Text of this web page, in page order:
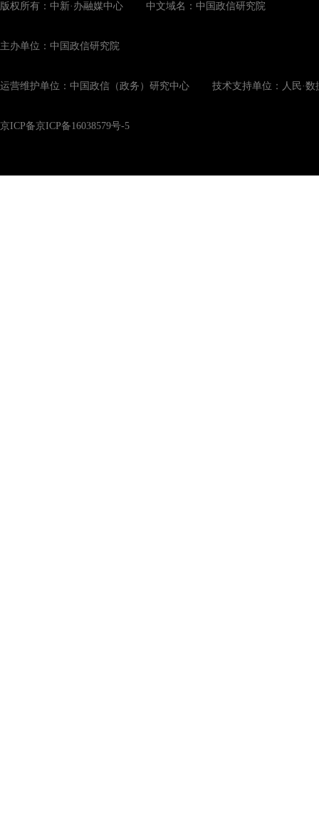
版权所有：中新·办融媒中心 中文域名：中国政信研究院
主办单位：中国政信研究院
运营维护单位：中国政信（政务）研究中心 技术支持单位：人民·数
京ICP备京ICP备16038579号-5